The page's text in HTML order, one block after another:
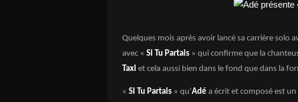
Quelques mois après avoir lancé sa carrière solo
avec « Si Tu Partais » qui confirme que la
Taxi et cela aussi bien dans le fond que dans la
« Si Tu Partais » qu’Adé a écrit et composé est